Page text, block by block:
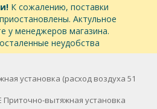
К сожалению, поставки
Актульное
у менеджеров магазина.
неудобства
установка (расход воздуха 51
Приточно-вытяжная установка